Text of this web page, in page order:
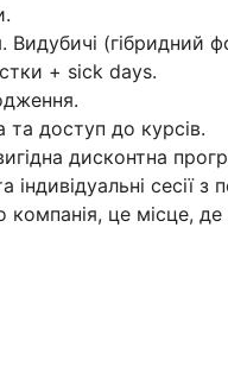
(гібридний
+ sick days.
та доступ до курсів.
дисконтна
індивідуальні сесії з
це місце, де